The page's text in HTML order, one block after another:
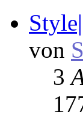
von
3